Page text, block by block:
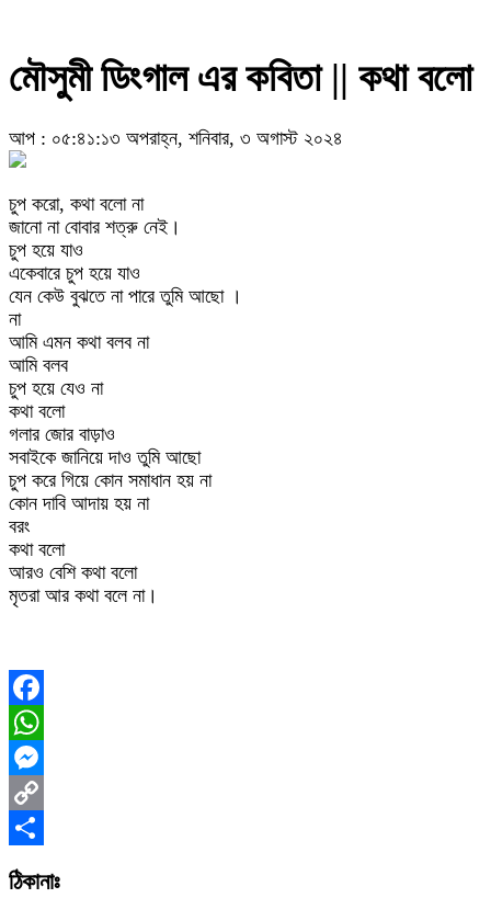
মৌসুমী ডিংগাল এর কবিতা || কথা বলো
আপ : ০৫:৪১:১৩ অপরাহ্ন, শনিবার, ৩ অগাস্ট ২০২৪
চুপ করো, কথা বলো না
জানো না বোবার শত্রু নেই।
চুপ হয়ে যাও
একেবারে চুপ হয়ে যাও
যেন কেউ বুঝতে না পারে তুমি আছো ।
না
আমি এমন কথা বলব না
আমি বলব
চুপ হয়ে যেও না
কথা বলো
গলার জোর বাড়াও
সবাইকে জানিয়ে দাও তুমি আছো
চুপ করে গিয়ে কোন সমাধান হয় না
কোন দাবি আদায় হয় না
বরং
কথা বলো
আরও বেশি কথা বলো
মৃতরা আর কথা বলে না।
Facebook
WhatsApp
Messenger
Copy
Link
Share
ঠিকানাঃ